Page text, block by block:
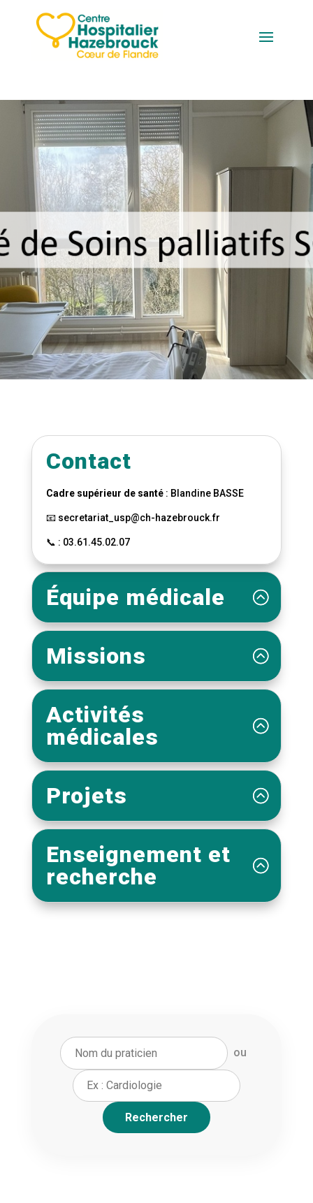
Contact
Cadre supérieur de santé: Blandine BASSE
📧 secretariat_usp@ch-hazebrouck.fr
📞 : 03.61.45.02.07
Équipe médicale
Missions
Activités
médicales
Projets
Enseignement et
recherche
ou
Rechercher